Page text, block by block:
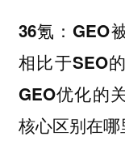
36氪：GEO
相比于SEO
GEO优化的
核心区别在哪